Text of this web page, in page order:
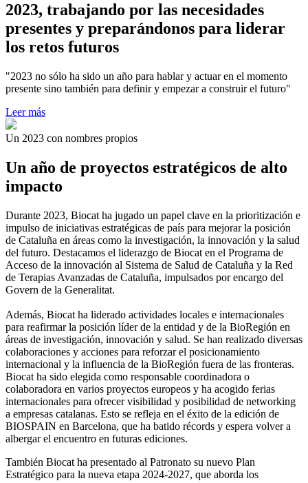
2023, trabajando por las necesidades
presentes y preparándonos para liderar
los retos futuros
"2023 no sólo ha sido un año para hablar y actuar en el momento
presente sino también para definir y empezar a construir el futuro"
Leer más
Un 2023 con nombres propios
Un año de proyectos estratégicos de alto
impacto
Durante 2023, Biocat ha jugado un papel clave en la prioritización e
impulso de iniciativas estratégicas de país para mejorar la posición
de Cataluña en áreas como la investigación, la innovación y la salud
del futuro. Destacamos el liderazgo de Biocat en el Programa de
Acceso de la innovación al Sistema de Salud de Cataluña y la Red
de Terapias Avanzadas de Cataluña, impulsados ​​por encargo del
Govern de la Generalitat.
Además, Biocat ha liderado actividades locales e internacionales
para reafirmar la posición líder de la entidad y de la BioRegión en
áreas de investigación, innovación y salud. Se han realizado diversas
colaboraciones y acciones para reforzar el posicionamiento
internacional y la influencia de la BioRegión fuera de las fronteras.
Biocat ha sido elegida como responsable coordinadora o
colaboradora en varios proyectos europeos y ha acogido ferias
internacionales para ofrecer visibilidad y posibilidad de networking
a empresas catalanas. Esto se refleja en el éxito de la edición de
BIOSPAIN en Barcelona, ​​que ha batido récords y espera volver a
albergar el encuentro en futuras ediciones.
También Biocat ha presentado al Patronato su nuevo Plan
Estratégico para la nueva etapa 2024-2027, que aborda los